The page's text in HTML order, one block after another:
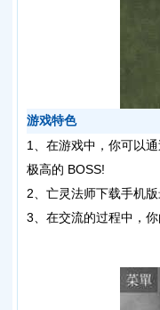
游戏特色
1、在游戏中，你可以
极高的 BOSS!
2、亡灵法师下载手机
3、在交流的过程中，